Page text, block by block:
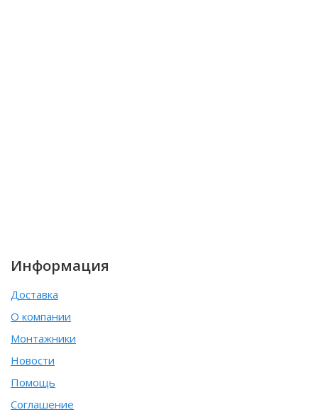
Информация
Доставка
О компании
Монтажники
Новости
Помощь
Соглашение